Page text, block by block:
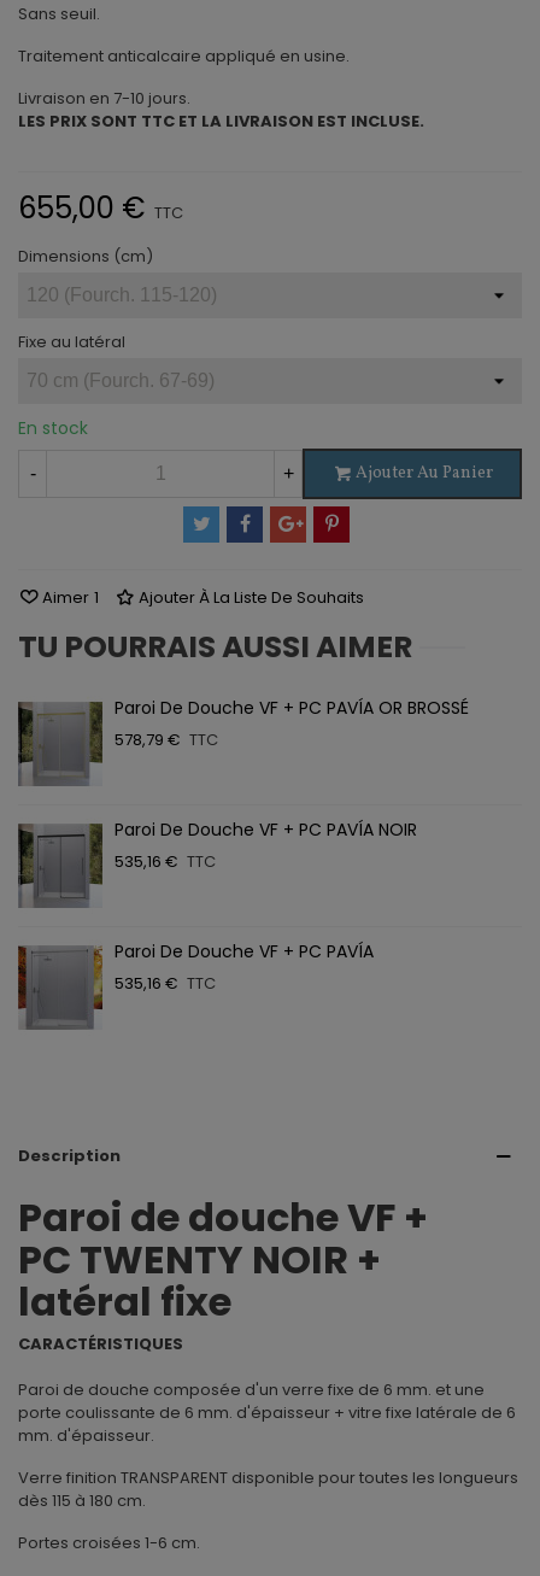
Sans seuil.
Traitement anticalcaire appliqué en usine.
Livraison en 7-10 jours.
LES PRIX SONT TTC ET LA LIVRAISON EST INCLUSE.
655,00 € TTC
Dimensions (cm)
Fixe au latéral
En stock
- + Ajouter Au Panier
Aimer 1 Ajouter À La Liste De Souhaits
TU POURRAIS AUSSI AIMER
Paroi De Douche VF + PC PAVÍA OR BROSSÉ
578,79 € TTC
Paroi De Douche VF + PC PAVÍA NOIR
535,16 € TTC
Paroi De Douche VF + PC PAVÍA
535,16 € TTC
Description
Paroi de douche VF +
PC TWENTY NOIR +
latéral fixe
CARACTÉRISTIQUES
Paroi de douche composée d'un verre fixe de 6 mm. et une
porte coulissante de 6 mm. d'épaisseur + vitre fixe latérale de 6
mm. d'épaisseur.
Verre finition TRANSPARENT disponible pour toutes les longueurs
dès 115 à 180 cm.
Portes croisées 1-6 cm.